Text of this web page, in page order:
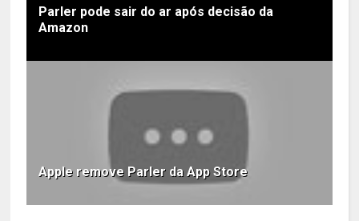
Parler pode sair do ar após decisão da
Amazon
Apple remove Parler da App Store